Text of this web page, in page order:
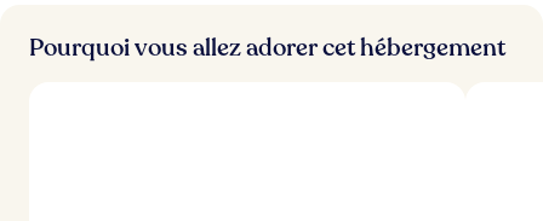
Pourquoi vous allez adorer cet hébergement